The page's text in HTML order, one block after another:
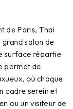
de Paris, Thai
grandsalon de
surface répartie
permet de
où chaque
cadre serein et
ou un visiteur de